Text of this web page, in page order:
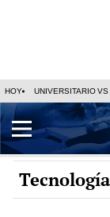
HOY UNIVERSITARIO VS
Tecnología